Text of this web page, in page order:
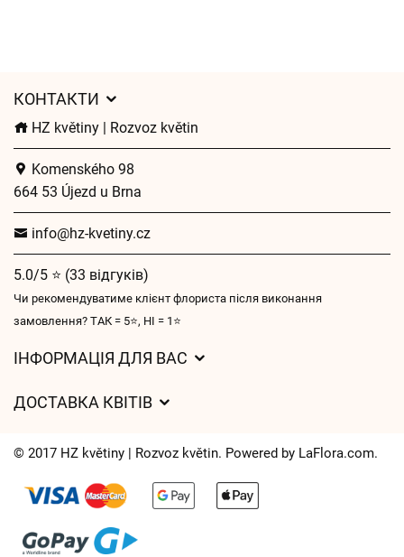
КОНТАКТИ
HZ květiny | Rozvoz květin
Komenského 98
664 53 Újezd u Brna
info@hz-kvetiny.cz
5.0/5 ⭐ (33 відгуків)
Чи рекомендуватиме клієнт флориста після виконання
замовлення? ТАК = 5⭐, НІ = 1⭐
ІНФОРМАЦІЯ ДЛЯ ВАС
Захист персональних даних
Час доставки квітів – огляд можливостей
ДОСТАВКА КВІТІВ
Куди ми доставляємо квіти
Файли cookie
© 2017 HZ květiny | Rozvoz květin. Powered by LaFlora.com.